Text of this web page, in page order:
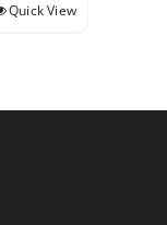
Quick View